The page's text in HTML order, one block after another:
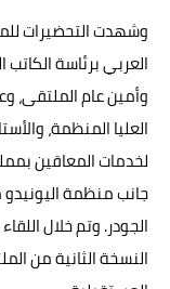
وشهدت التحضيرات
العربي برئاسة
وأمين عام الملتقى،
العليا المنظمة،
لخدمات المعاقين
جانب منظمة
الجودر. وتم خلال
النسخة الثانية من